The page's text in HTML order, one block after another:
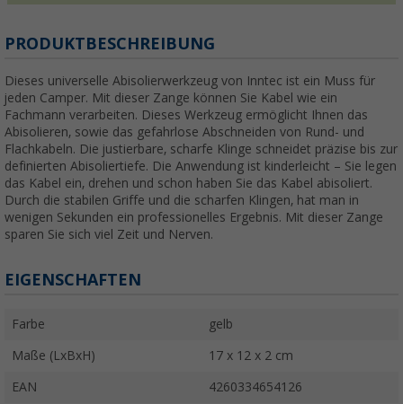
PRODUKTBESCHREIBUNG
Dieses universelle Abisolierwerkzeug von Inntec ist ein Muss für
jeden Camper. Mit dieser Zange können Sie Kabel wie ein
Fachmann verarbeiten. Dieses Werkzeug ermöglicht Ihnen das
Abisolieren, sowie das gefahrlose Abschneiden von Rund- und
Flachkabeln. Die justierbare, scharfe Klinge schneidet präzise bis zur
definierten Abisoliertiefe. Die Anwendung ist kinderleicht – Sie legen
das Kabel ein, drehen und schon haben Sie das Kabel abisoliert.
Durch die stabilen Griffe und die scharfen Klingen, hat man in
wenigen Sekunden ein professionelles Ergebnis. Mit dieser Zange
sparen Sie sich viel Zeit und Nerven.
EIGENSCHAFTEN
Farbe gelb
Maße (LxBxH) 17 x 12 x 2 cm
EAN 4260334654126